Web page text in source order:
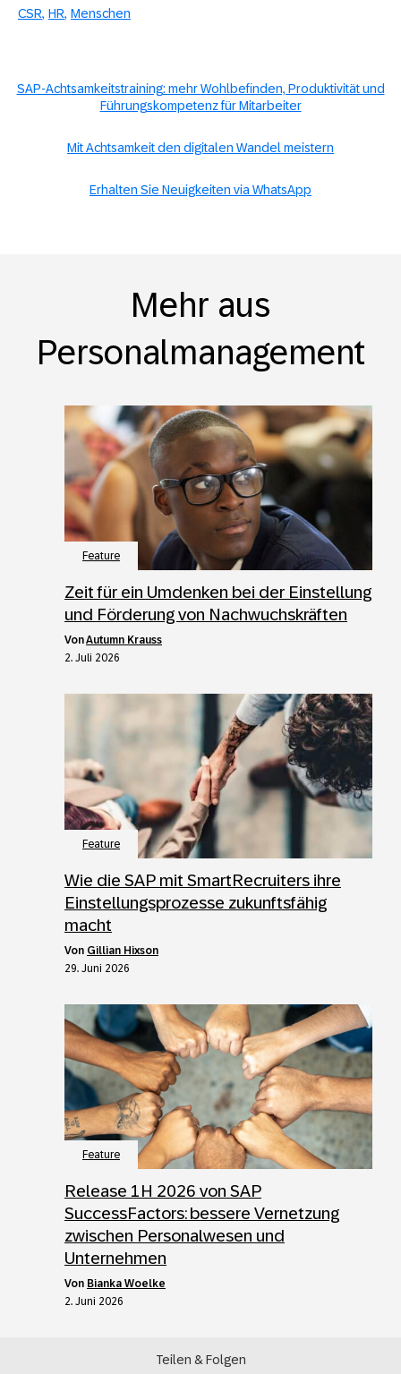
CSR HR Menschen
SAP-Achtsamkeitstraining: mehr Wohlbefinden, Produktivität und
Führungskompetenz für Mitarbeiter
Mit Achtsamkeit den digitalen Wandel meistern
Erhalten Sie Neuigkeiten via WhatsApp
Mehr aus
Personalmanagement
Feature
Zeit für ein Umdenken bei der Einstellung
und Förderung von Nachwuchskräften
vonAutumn Krauss
2. Juli 2026
Feature
Wie die SAP mit SmartRecruiters ihre
Einstellungsprozesse zukunftsfähig
macht
von Gillian Hixson
29. Juni 2026
Feature
Release 1H 2026 von SAP
SuccessFactors: bessere Vernetzung
zwischen Personalwesen und
Unternehmen
von Bianka Woelke
2. Juni 2026
Teilen & Folgen